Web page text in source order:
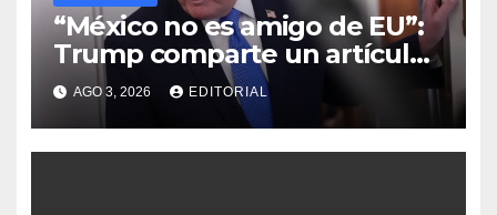
“México no es amigo de EU”:
Trump comparte un artículo
que critica a Sheinbaum
AGO 3, 2026 EDITORIAL